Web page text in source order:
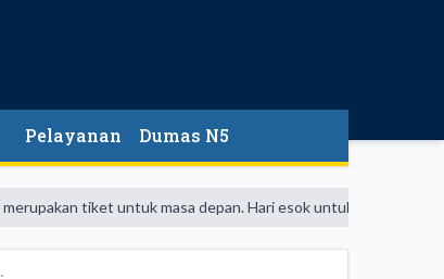
Pelayanan Dumas N5
tiket untuk masa depan. Hari esok untuk orang-orang yang